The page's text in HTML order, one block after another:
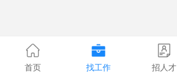
首页 找工作 招人才